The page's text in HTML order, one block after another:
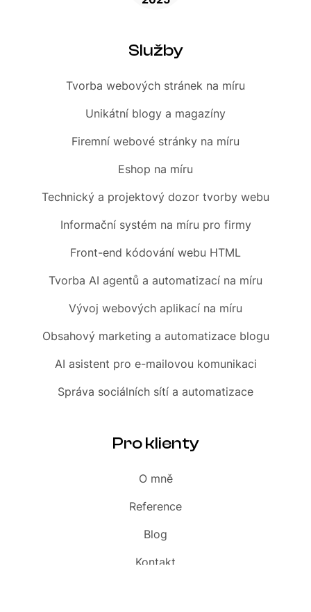
Služby
Tvorba webových stránek na míru
Unikátní blogy a magazíny
Firemní webové stránky na míru
Eshop na míru
Technický a projektový dozor tvorby webu
Informační systém na míru pro firmy
Front-end kódování webu HTML
Tvorba AI agentů a automatizací na míru
Vývoj webových aplikací na míru
Obsahový marketing a automatizace blogu
AI asistent pro e-mailovou komunikaci
Správa sociálních sítí a automatizace
Pro klienty
O mně
Reference
Blog
Kontakt